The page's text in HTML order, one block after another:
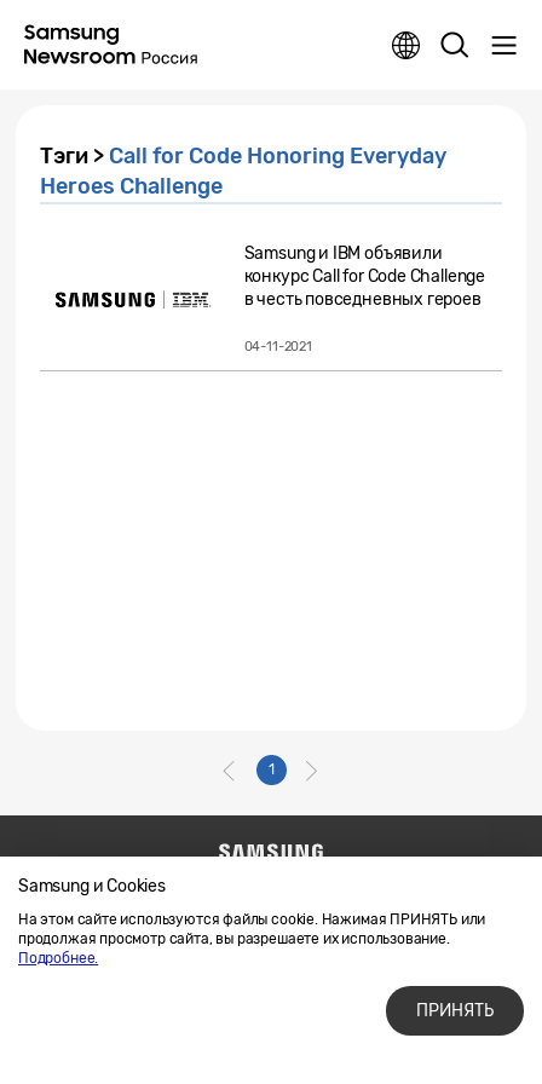
Samsung и Cookies
На этом сайте используются файлы cookie. Нажимая ПРИНЯТЬ или
продолжая просмотр сайта, вы разрешаете их использование.
Подробнее.
ПРИНЯТЬ
Тэги > Call for Code Honoring Everyday
Heroes Challenge
Samsung и IBM объявили
конкурс Call for Code Challenge
в честь повседневных героев
04-11-2021
1
Напишите нам
Условия использования материалов
Конфиденциальность и файлы cookie